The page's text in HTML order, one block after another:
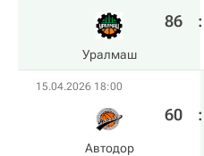
Уралмаш
86 :
15.04.2026 18:00
Автодор
60 :